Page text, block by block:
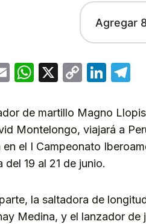
Agregar
EmailWhatsApp
X
Copy
de martillo Magno
Montelongo, viajará a
en el I Campeonato
del 19 al 21 de junio.
la saltadora de
Medina, y el lanzador de